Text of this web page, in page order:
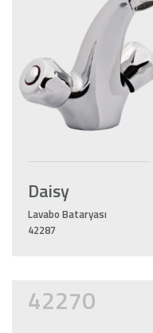
Daisy
Lavabo Bataryası
42287
42270